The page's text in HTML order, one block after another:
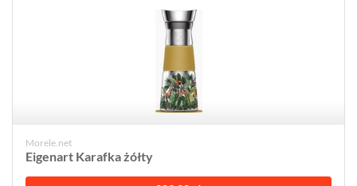
Morele.net
Eigenart Karafka żółty